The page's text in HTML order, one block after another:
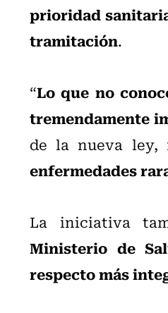
prioridad
tramitación.
“Lo que no
tremendamente
de la nueva ley,
enfermedades
La iniciativa
Ministerio de
respecto más